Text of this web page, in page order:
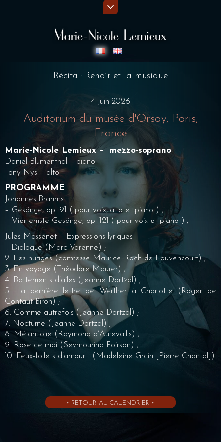
Récital: Renoir et la musique
4 juin 2026
Auditorium du musée d'Orsay, Paris,
France
Marie-Nicole Lemieux – mezzo-soprano
Daniel Blumenthal – piano
Tony Nys – alto
PROGRAMME
Johannes Brahms
– Gesänge, op. 91 ( pour voix, alto et piano ) ;
– Vier ernste Gesänge, op. 121 ( pour voix et piano ) ;
Jules Massenet – Expressions lyriques
1. Dialogue (Marc Varenne) ;
2. Les nuages (comtesse Maurice Roch de Louvencourt) ;
3. En voyage (Théodore Maurer) ;
4. Battements d’ailes (Jeanne Dortzal) ;
5. La dernière lettre de Werther à Charlotte (Roger de
Gontaut-Biron) ;
6. Comme autrefois (Jeanne Dortzal) ;
7. Nocturne (Jeanne Dortzal) ;
8. Mélancolie (Raymond d’Aurevallis) ;
9. Rose de mai (Seymourina Poirson) ;
10. Feux-follets d’amour… (Madeleine Grain [Pierre Chantal]).
• RETOUR AU CALENDRIER •